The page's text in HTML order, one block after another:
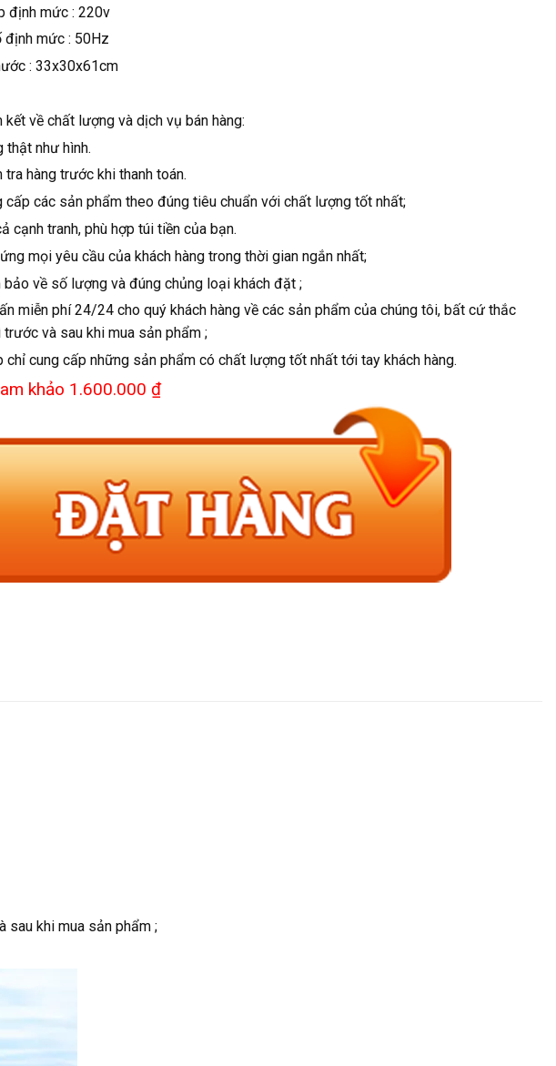
định mức : 220v
định mức : 50Hz
: 33x30x61cm
kết về chất lượng và dịch vụ bán hàng:
thật như hình.
tra hàng trước khi thanh toán.
cấp các sản phẩm theo đúng tiêu chuẩn với chất lượng tốt nhất;
cạnh tranh, phù hợp túi tiền của bạn.
mọi yêu cầu của khách hàng trong thời gian ngắn nhất;
về số lượng và đúng chủng loại khách đặt ;
miễn phí 24/24 cho quý khách hàng về các sản phẩm của chúng tôi, bất cứ thắc
và sau khi mua sản phẩm ;
chỉ cung cấp những sản phẩm có chất lượng tốt nhất tới tay khách hàng.
khảo 1.600.000 ₫
sau khi mua sản phẩm ;